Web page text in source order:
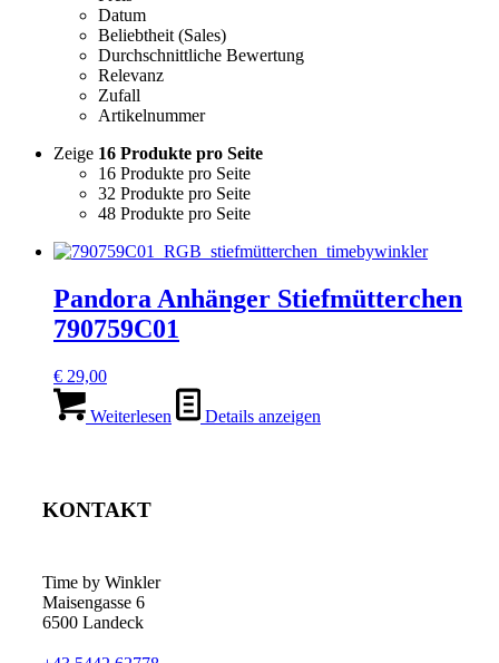
Datum
Beliebtheit (Sales)
Durchschnittliche Bewertung
Relevanz
Zufall
Artikelnummer
Zeige 16 Produkte pro Seite
16 Produkte pro Seite
32 Produkte pro Seite
48 Produkte pro Seite
Pandora Anhänger Stiefmütterchen
790759C01
€ 29,00
Weiterlesen Details anzeigen
KONTAKT
Time by Winkler
Maisengasse 6
6500 Landeck